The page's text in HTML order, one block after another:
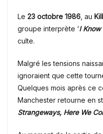
Le 23 octobre 1986 , au
groupe interprète ‘I Know
culte.
Malgré les tensions
ignoraient que cette
Quelques mois après ce
Manchester retourne en
Strangeways, Here We